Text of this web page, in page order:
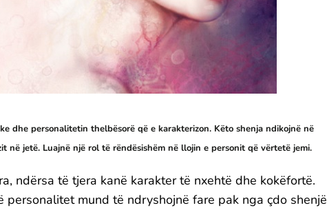
dhe personalitetin thelbësorë që e karakterizon. Këto shenja ndikojnë në
në jetë. Luajnë një rol të rëndësishëm në llojin e personit që vërtetë jemi.
ndërsa të tjera kanë karakter të nxehtë dhe kokëfortë.
mund të ndryshojnë fare pak nga çdo shenjë